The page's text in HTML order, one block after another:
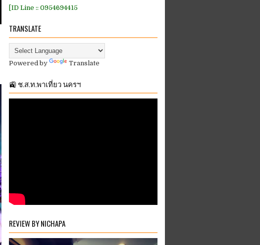
[ID Line :: 0954694415
TRANSLATE
Powered by Translate
🚉 ช.ส.ท.พาเที่ยว นครฯ
REVIEW BY NICHAPA